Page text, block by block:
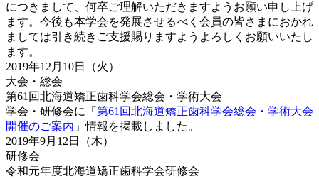
につきまして、何卒ご理解いただきますようお願い申し上げ
ます。今後も本学会を発展させるべく会員の皆さまにおかれ
ましては引き続きご支援賜りますようよろしくお願いいたし
ます。
2019年12月10日（火）
大会・総会
第61回北海道矯正歯科学会総会・学術大会
学会・研修会に「 第61回北海道矯正歯科学会総会・学術大会
開催のご案内 」情報を掲載しました。
2019年9月12日（木）
研修会
令和元年度北海道矯正歯科学会研修会